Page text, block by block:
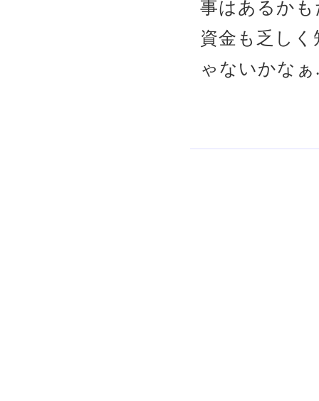
事はあるか
資金も乏し
ゃないかなぁ